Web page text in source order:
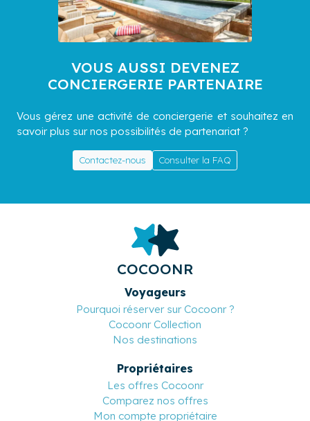
VOUS AUSSI DEVENEZ
CONCIERGERIE PARTENAIRE
Vous gérez une activité de conciergerie et souhaitez en
savoir plus sur nos possibilités de partenariat ?
Contactez-nous Consulter la FAQ
COCOONR
Voyageurs
Pourquoi réserver sur Cocoonr ?
Cocoonr Collection
Nos destinations
Propriétaires
Les offres Cocoonr
Comparez nos offres
Mon compte propriétaire